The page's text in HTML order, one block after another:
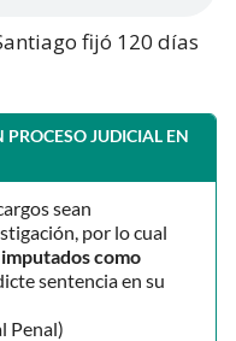
fijó 120 días
PROCESO JUDICIAL EN
sean
por lo cual
como
sentencia en su
Penal)